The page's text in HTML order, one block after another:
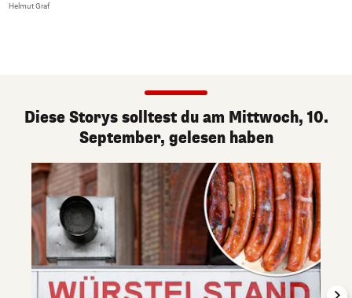
Helmut Graf
Diese Storys solltest du am Mittwoch, 10.
September, gelesen haben